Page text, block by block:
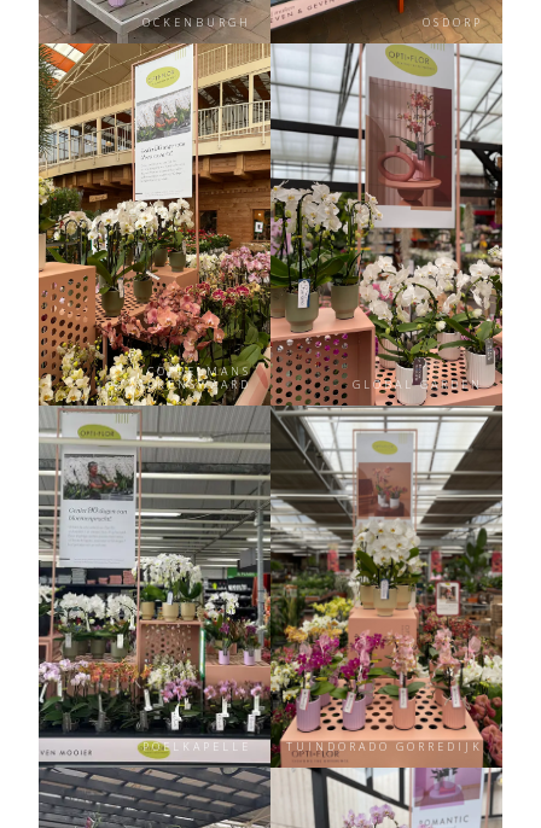
OCKENBURGH OSDORP
COPPELMANS
VALKENSWAARD
GLOBAL GARDEN
POELKAPELLE TUINDORADO GORREDIJK